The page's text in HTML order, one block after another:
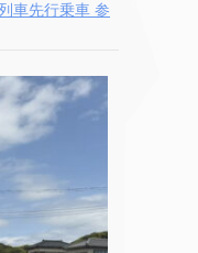
車先行乗車 参